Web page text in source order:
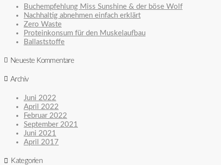
Buchempfehlung Miss Sunshine & der böse Wolf
Nachhaltig abnehmen einfach erklärt
Zero Waste
Proteinkonsum für den Muskelaufbau
Ballaststoffe
Neueste Kommentare
Archiv
Juni 2022
April 2022
Februar 2022
September 2021
Juni 2021
April 2017
Kategorien